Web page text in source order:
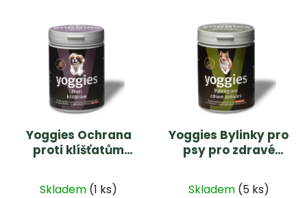
Yoggies Ochrana
proti klíšťatům
Skladem (1 ks)
Yoggies Bylinky pro
psy pro zdravé
prebiotikum 600g
Skladem (5 ks)